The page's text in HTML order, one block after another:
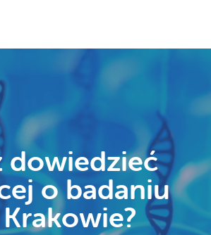
dowiedzieć
o badaniu